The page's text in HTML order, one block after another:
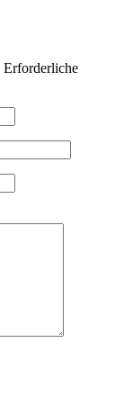
Erforderliche